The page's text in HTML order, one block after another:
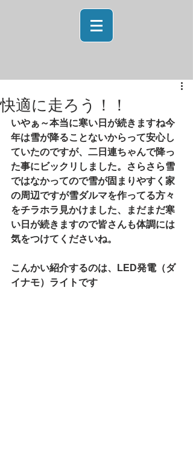
快適に走ろう！！
いやぁ～本当に寒い日が続きますね今
年は雪が降ることないからって安心し
ていたのですが、二日連ちゃんで降っ
た事にビックリしました。さらさら雪
ではなかってので雪が固まりやすく家
の周辺ですが雪ダルマを作ってる方々
をチラホラ見かけました、まだまだ寒
い日が続きますので皆さんも体調には
気をつけてくださいね。
こんかい紹介するのは、LED発電（ダ
イナモ）ライトです